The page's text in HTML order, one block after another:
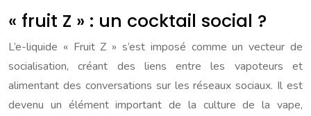
« fruit Z » : un cocktail social ?
L’e-liquide « Fruit Z » s’est imposé comme un vecteur de
socialisation, créant des liens entre les vapoteurs et
alimentant des conversations sur les réseaux sociaux. Il est
devenu un élément important de la culture de la vape,